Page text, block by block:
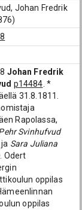
Johan Fredrik
Johan Fredrik
p14484 . *
31.8.1811.
Rapolassa,
Svinhufvud
Sara Juliana
. Odert
oppilas
oppilas